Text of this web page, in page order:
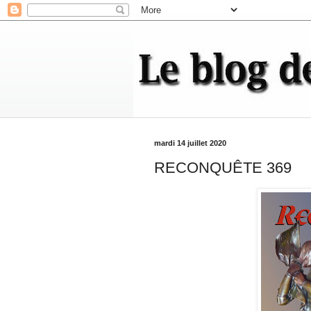
mardi 14 juillet 2020
RECONQUÊTE 369